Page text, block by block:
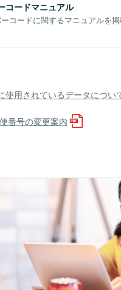
コードマニュアル
コードに関するマニュアルを掲
使用されているデータについ
番号の変更案内